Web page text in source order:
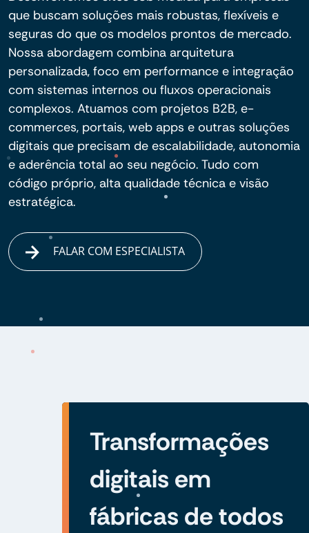
que buscam soluções mais robustas, flexíveis e
seguras do que os modelos prontos de mercado.
Nossa abordagem combina arquitetura
personalizada, foco em performance e integração
com sistemas internos ou fluxos operacionais
complexos. Atuamos com projetos B2B, e-
commerces, portais, web apps e outras soluções
digitais que precisam de escalabilidade, autonomia
e aderência total ao seu negócio. Tudo com
código próprio, alta qualidade técnica e visão
estratégica.
FALAR COM ESPECIALISTA
Transformações
digitais em
fábricas de todos